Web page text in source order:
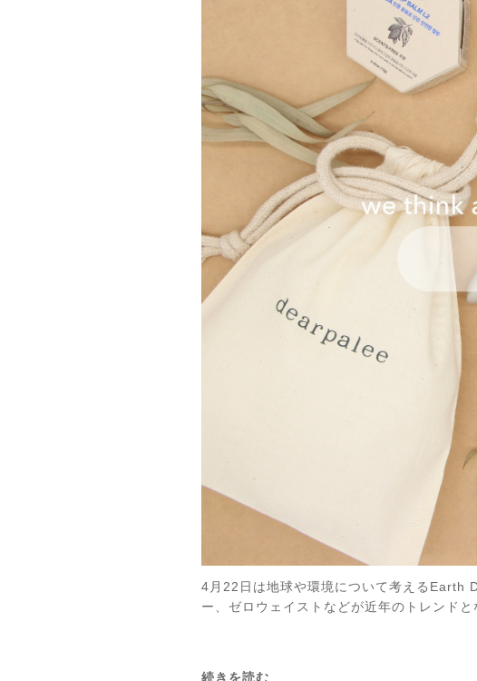
4月22日は地球や環境について考えるEarth
ー、ゼロウェイストなどが近年のトレンド
続きを読む